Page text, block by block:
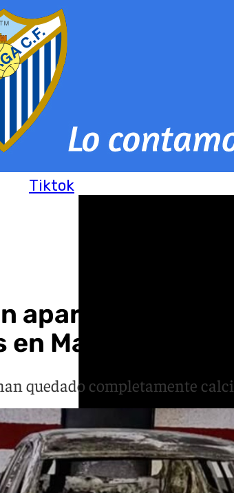
Tiktok
aparcamiento
Manilva
quedado completamente